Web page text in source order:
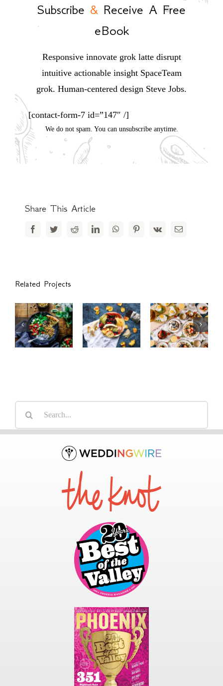
Subscribe & Receive A Free
eBook
Responsive innovate grok latte disrupt
intuitive actionable insight SpaceTeam
grok. Human-centered design Steve Jobs.
[contact-form-7 id=”147″ /]
We do not spam. You can unsubscribe anytime.
Share This Article
FacebookTwitterRedditLinkedInWhatsAppPinterestVk Email
Related Projects
Favourite
with
Salad,
with
Banana,
Mango,
Delight
With
Strawberry,